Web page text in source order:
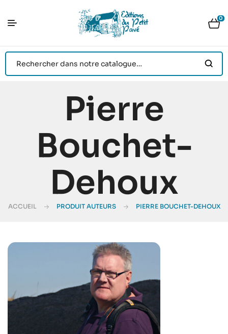
0
Pierre
Bouchet-
Dehoux
ACCUEIL PRODUIT AUTEURS PIERRE BOUCHET-DEHOUX